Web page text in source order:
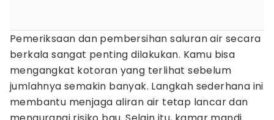
Pemeriksaan dan pembersihan saluran air secara
berkala sangat penting dilakukan. Kamu bisa
mengangkat kotoran yang terlihat sebelum
jumlahnya semakin banyak. Langkah sederhana ini
membantu menjaga aliran air tetap lancar dan